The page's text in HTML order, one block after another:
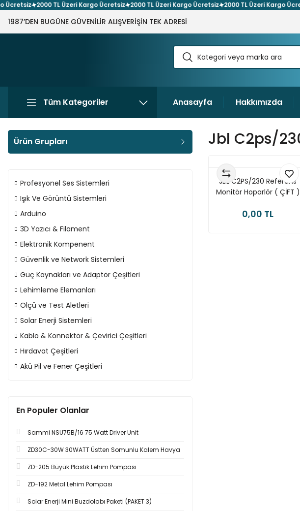
2000 TL Üzeri Kargo Ücretsiz 2000 TL Üzeri Kargo Ücretsiz 2000 TL Üzeri Kargo Ücretsiz
1987’DEN BUGÜNE GÜVENİLİR ALIŞVERİŞİN TEK ADRESİ
Tüm Kategoriler Anasayfa Hakkımızda
Ürün Grupları
Profesyonel Ses Sistemleri
Işık Ve Görüntü Sistemleri
Arduino
3D Yazıcı & Filament
Elektronik Kompenent
Güvenlik ve Network Sistemleri
Güç Kaynakları ve Adaptör Çeşitleri
Lehimleme Elemanları
Ölçü ve Test Aletleri
Solar Enerji Sistemleri
Kablo & Konnektör & Çevirici Çeşitleri
Hırdavat Çeşitleri
Akü Pil ve Fener Çeşitleri
En Populer Olanlar
Sammi NSU75B/16 75 Watt Driver Unit
ZD30C-30W 30WATT Üstten Somunlu Kalem Havya
ZD-205 Büyük Plastik Lehim Pompası
ZD-192 Metal Lehim Pompası
Solar Enerji Mini Buzdolabı Paketi (PAKET 3)
Jbl C2ps/
JBL C2PS/230 Referans
Monitör Hoparlör ( ÇİFT )
0,00 TL